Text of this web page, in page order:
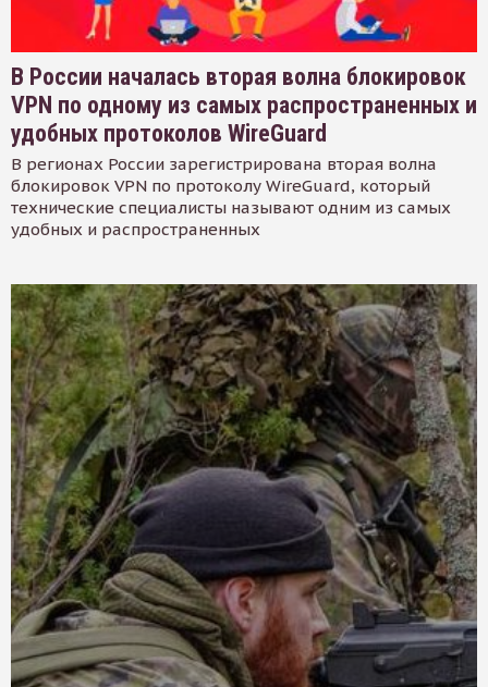
В России началась вторая волна блокировок
VPN по одному из самых распространенных и
удобных протоколов WireGuard
В регионах России зарегистрирована вторая волна
блокировок VPN по протоколу WireGuard, который
технические специалисты называют одним из самых
удобных и распространенных